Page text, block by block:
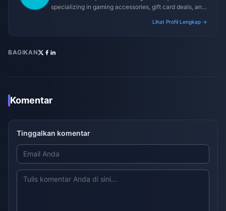
specializing in gaming accessories, gift card deals, and
Lihat Profil Lengkap →
BAGIKAN
Komentar
Tinggalkan komentar